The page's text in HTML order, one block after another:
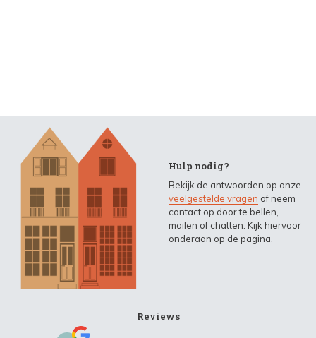
Hulp nodig?
Bekijk de antwoorden op onze
veelgestelde vragen of neem
contact op door te bellen,
mailen of chatten. Kijk hiervoor
onderaan op de pagina.
Reviews